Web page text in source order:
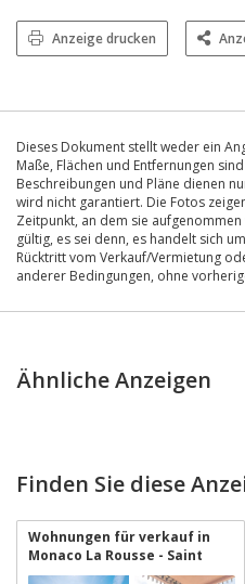
Anzeige drucken
Dieses Dokument stellt weder ein
Maße, Flächen und Entfernungen
Beschreibungen und Pläne dienen
wird nicht garantiert. Die Fotos
Zeitpunkt, an dem sie
gültig, es sei denn, es handelt sich
Rücktritt vom Verkauf/Vermietung
anderer Bedingungen, ohne
Ähnliche Anzeigen
Finden Sie diese
Wohnungen für verkauf in
Monaco La Rousse - Saint
Roman